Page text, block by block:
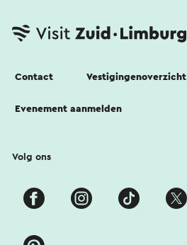
Contact Vestigingenoverzicht
Evenement aanmelden
Volg ons